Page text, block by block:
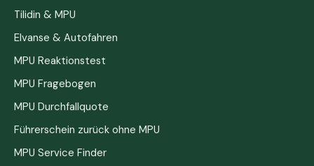
Tilidin & MPU
Elvanse & Autofahren
MPU Reaktionstest
MPU Fragebogen
MPU Durchfallquote
Führerschein zurück ohne MPU
MPU Service Finder